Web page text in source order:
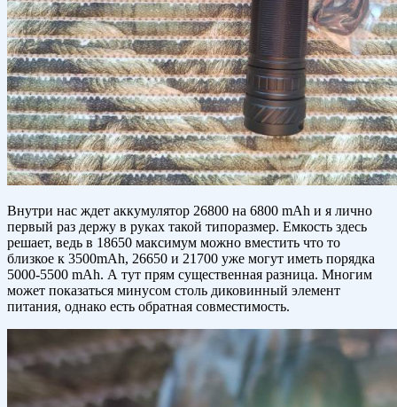
Внутри нас ждет аккумулятор 26800 на 6800 mAh и я лично
первый раз держу в руках такой типоразмер. Емкость здесь
решает, ведь в 18650 максимум можно вместить что то
близкое к 3500mAh, 26650 и 21700 уже могут иметь порядка
5000-5500 mAh. А тут прям существенная разница. Многим
может показаться минусом столь диковинный элемент
питания, однако есть обратная совместимость.